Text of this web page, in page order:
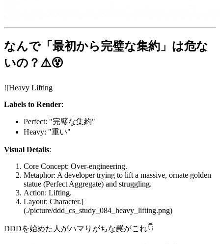
なんで「最初から完璧な集約」は危な
いの？⚠️😵
![Heavy Lifting
Labels to Render:
Perfect: "完璧な集約"
Heavy: "重い"
Visual Details:
Core Concept: Over-engineering.
Metaphor: A developer trying to lift a massive, ornate golden
statue (Perfect Aggregate) and struggling.
Action: Lifting.
Layout: Character.]
(./picture/ddd_cs_study_084_heavy_lifting.png)
DDDを始めた人がハマりがちな罠がこれ👇